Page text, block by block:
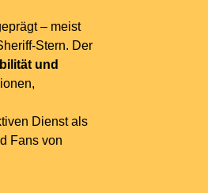
– meist
Stern. Der
und
Dienst als
Fans von